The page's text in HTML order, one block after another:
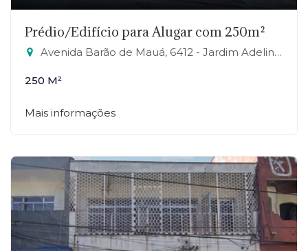
Prédio/Edifício para Alugar com 250m²
Avenida Barão de Mauá, 6412 - Jardim Adelina, Mauá-SP
250 M²
Mais informações